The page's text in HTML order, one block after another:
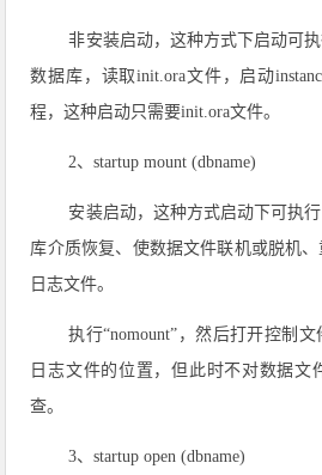
非安装启动，这种方式下启动可
数据库，读取init.ora文件，启动
程，这种启动只需要init.ora文件。
2、startup mount (dbname)
安装启动，这种方式启动下可执
库介质恢复、使数据文件联机或脱机
日志文件。
执行“nomount”，然后打开控制
日志文件的位置，但此时不对数据文
查。
3、startup open (dbname)